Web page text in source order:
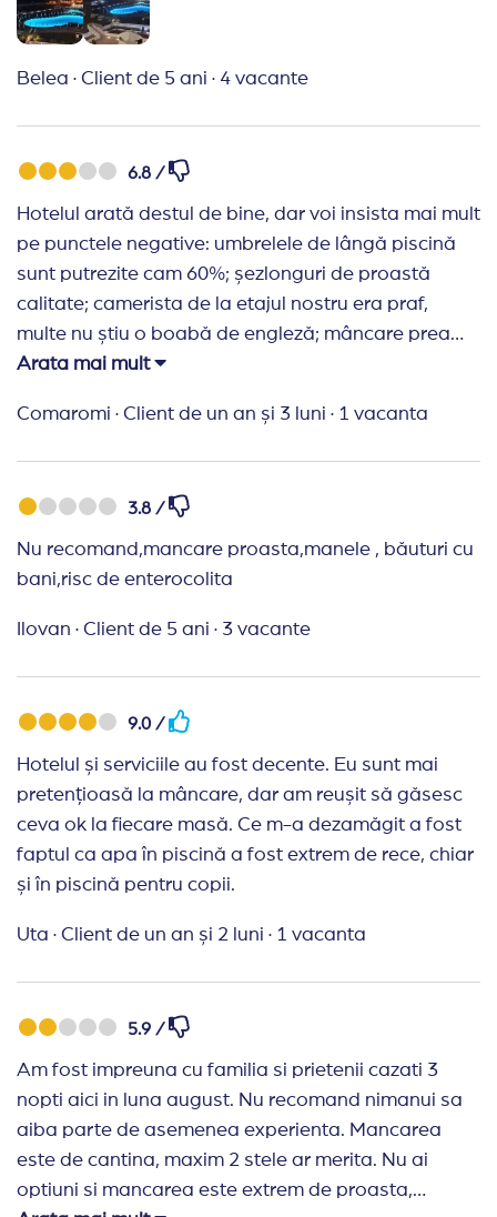
curatenie/igiena mai au de lucru. Pe langa
canapea praf(nu a fost miscata de 1 an), in baie
consecutiv. Una peste alta un 7,5- 8 este o nota
realista. E ok daca nu esti foarte pretentios
Belea · Client de 5 ani · 4 vacante
6.8 /
Hotelul arată destul de bine, dar voi insista mai mult
pe punctele negative: umbrelele de lângă piscină
sunt putrezite cam 60%; șezlonguri de proastă
calitate; camerista de la etajul nostru era praf,
multe nu știu o boabă de engleză; mâncare prea
banală pentru un hotel de 4*; zona de lobby foarte
pozitivă: camera mare, cu baie foarte ok. Pentru
bombardieri, care au făcut ce știu ei.
Arata mai mult
Comaromi · Client de un an și 3 luni · 1 vacanta
3.8 /
Nu recomand,mancare proasta,manele , băuturi cu
bani,risc de enterocolita
Ilovan · Client de 5 ani · 3 vacante
9.0 /
Hotelul și serviciile au fost decente. Eu sunt mai
pretențioasă la mâncare, dar am reușit să găsesc
ceva ok la fiecare masă. Ce m-a dezamăgit a fost
faptul ca apa în piscină a fost extrem de rece, chiar
și în piscină pentru copii.
Uta · Client de un an și 2 luni · 1 vacanta
5.9 /
Am fost impreuna cu familia si prietenii cazati 3
nopti aici in luna august. Nu recomand nimanui sa
aiba parte de asemenea experienta. Mancarea
este de cantina, maxim 2 stele ar merita. Nu ai
optiuni si mancarea este extrem de proasta,